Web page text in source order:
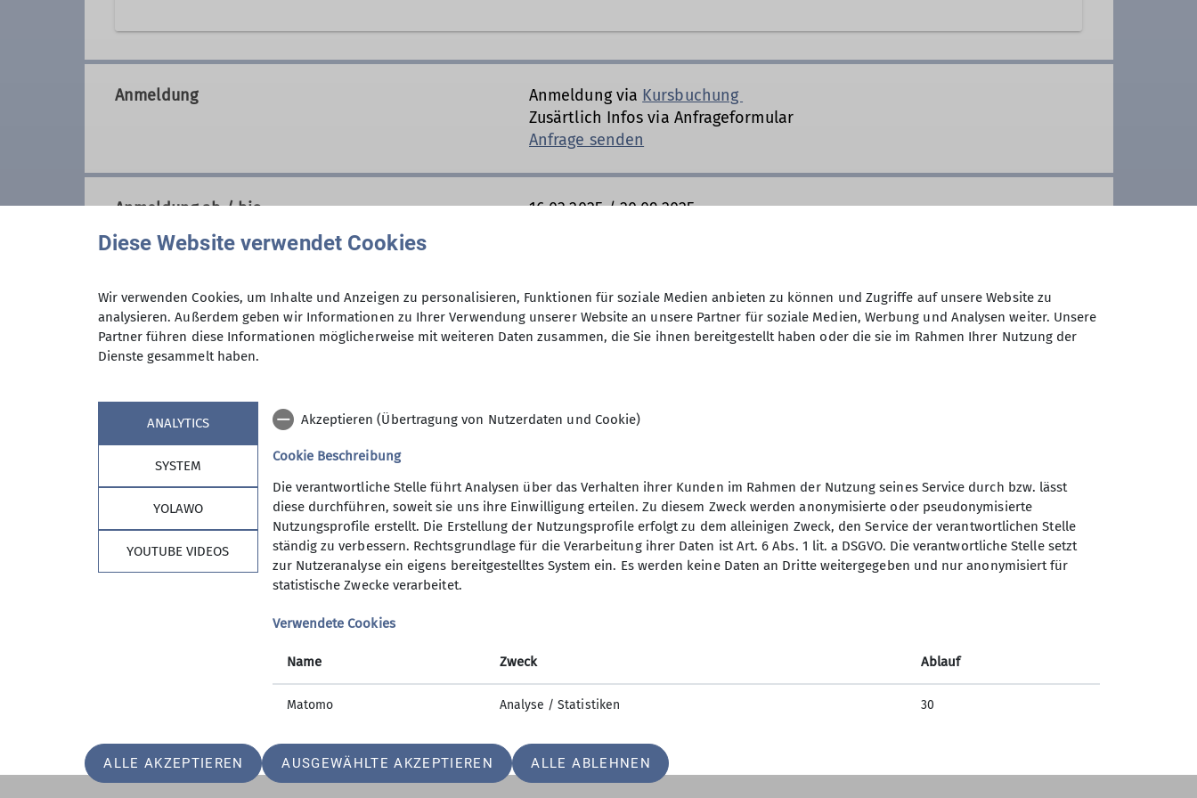
Familiengruppenleiter*in
Anmeldung
Anmeldung via Kursbuchung
Zusärtlich Infos via Anfrageformular
Anfrage senden
Anmeldung ab / bis 16.03.2025 / 20.09.2025
Halleneintritt ist extra zu bezahlen
Maximale Teilnehmeranzahl
Sektion Vierseenland
Sektion Vierseenland des
Telefon +4981529839280
Diese Website verwendet Cookies
Wir verwenden Cookies, um Inhalte und Anzeigen zu personalisieren, Funktionen für soziale Medien anbieten zu können und Zugriffe auf unsere Website zu
analysieren. Außerdem geben wir Informationen zu Ihrer Verwendung unserer Website an unsere Partner für soziale Medien, Werbung und Analysen weiter. Unsere
Partner führen diese Informationen möglicherweise mit weiteren Daten zusammen, die Sie ihnen bereitgestellt haben oder die sie im Rahmen Ihrer Nutzung der
Dienste gesammelt haben.
ANALYTICS
SYSTEM
YOLAWO
YOUTUBE VIDEOS
Akzeptieren (Übertragung von Nutzerdaten und Cookie)
Cookie Beschreibung
Die verantwortliche Stelle führt Analysen über das Verhalten ihrer Kunden im Rahmen der Nutzung seines Service durch bzw. lässt
diese durchführen, soweit sie uns ihre Einwilligung erteilen. Zu diesem Zweck werden anonymisierte oder pseudonymisierte
Nutzungsprofile erstellt. Die Erstellung der Nutzungsprofile erfolgt zu dem alleinigen Zweck, den Service der verantwortlichen Stelle
ständig zu verbessern. Rechtsgrundlage für die Verarbeitung ihrer Daten ist Art. 6 Abs. 1 lit. a DSGVO. Die verantwortliche Stelle setzt
zur Nutzeranalyse ein eigens bereitgestelltes System ein. Es werden keine Daten an Dritte weitergegeben und nur anonymisiert für
statistische Zwecke verarbeitet.
Verwendete Cookies
Name Zweck Ablauf
Matomo Analyse / Statistiken 30
ALLE AKZEPTIEREN AUSGEWÄHLTE AKZEPTIEREN ALLE ABLEHNEN